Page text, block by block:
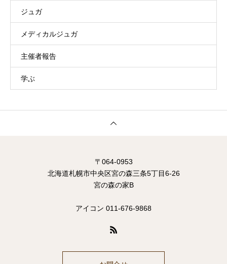
ジュガ
メディカルジュガ
主催者報告
学ぶ
〒064-0953
北海道札幌市中央区宮の森三条5丁目6-26
宮の森の家B
アイコン 011-676-9868